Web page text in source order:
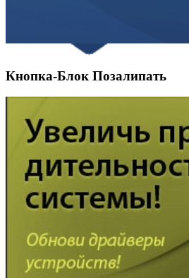
Кнопка-Блок Позалипать